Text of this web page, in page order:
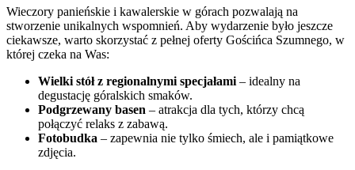
Wieczory panieńskie i kawalerskie w górach pozwalają na
stworzenie unikalnych wspomnień. Aby wydarzenie było jeszcze
ciekawsze, warto skorzystać z pełnej oferty Gościńca Szumnego, w
której czeka na Was:
Wielki stół z regionalnymi specjałami – idealny na
degustację góralskich smaków.
Podgrzewany basen – atrakcja dla tych, którzy chcą
połączyć relaks z zabawą.
Fotobudka – zapewnia nie tylko śmiech, ale i pamiątkowe
zdjęcia.